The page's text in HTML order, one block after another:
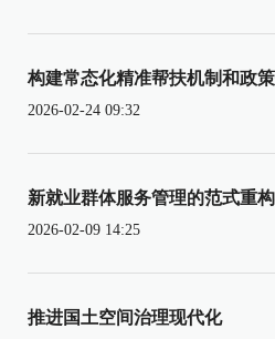
构建常态化精准帮扶机制和政
2026-02-24 09:32
新就业群体服务管理的范式重
2026-02-09 14:25
推进国土空间治理现代化